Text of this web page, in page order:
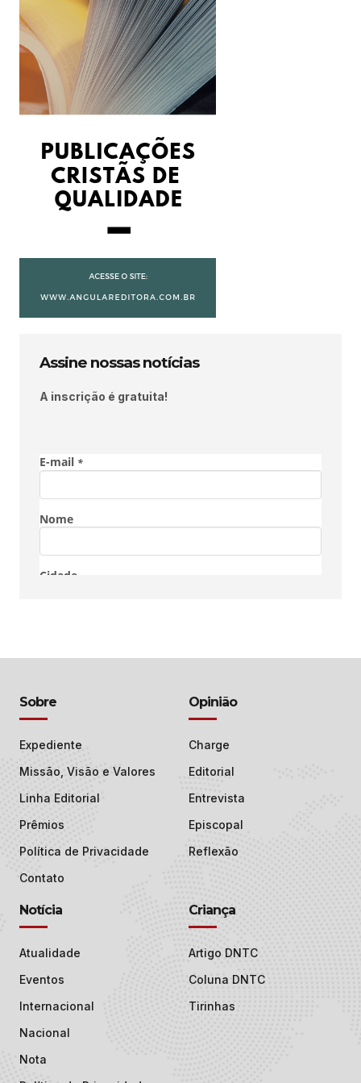
Assine nossas notícias
A inscrição é gratuita!
Sobre
Expediente
Missão, Visão e Valores
Linha Editorial
Prêmios
Política de Privacidade
Contato
Opinião
Charge
Editorial
Entrevista
Episcopal
Reflexão
Notícia
Atualidade
Eventos
Internacional
Nacional
Nota
Criança
Artigo DNTC
Coluna DNTC
Tirinhas